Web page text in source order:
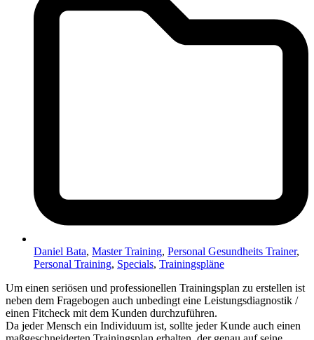
Daniel Bata, Master Training, Personal Gesundheits Trainer,
Personal Training, Specials, Trainingspläne
Um einen seriösen und professionellen Trainingsplan zu erstellen ist
neben dem Fragebogen auch unbedingt eine Leistungsdiagnostik /
einen Fitcheck mit dem Kunden durchzuführen.
Da jeder Mensch ein Individuum ist, sollte jeder Kunde auch einen